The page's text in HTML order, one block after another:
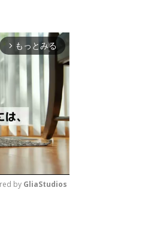
arrow_forward_ios もっとみる
by GliaStudios